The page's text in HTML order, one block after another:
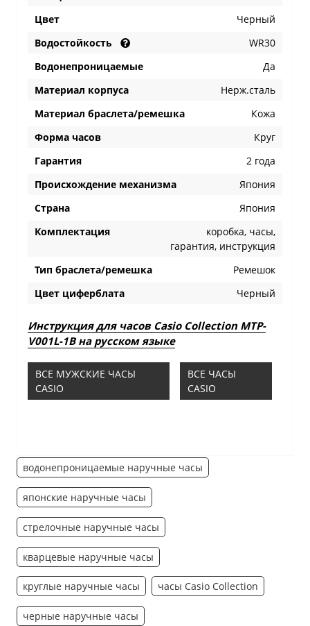
Цвет
Черный
Водостойкость
WR30
Водонепроницаемые
Да
Материал корпуса
Нерж.сталь
Материал браслета/ремешка
Кожа
Форма часов
Круг
Гарантия
2 года
Происхождение механизма
Япония
Страна
Япония
Комплектация
коробка, часы,
гарантия, инструкция
Тип браслета/ремешка
Ремешок
Цвет циферблата
Черный
Инструкция для часов Casio Collection MTP-
V001L-1B на русском языке
ВСЕ МУЖСКИЕ ЧАСЫ
CASIO
ВСЕ ЧАСЫ
CASIO
водонепроницаемые наручные часы
японские наручные часы
стрелочные наручные часы
кварцевые наручные часы
круглые наручные часы часы Casio Collection
черные наручные часы